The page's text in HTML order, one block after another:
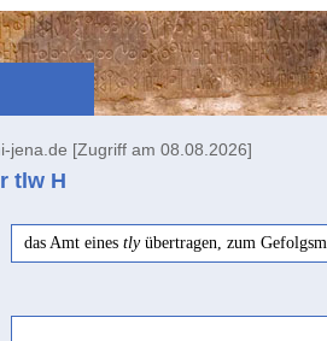
jena.de [Zugriff am 08.08.2026]
tlw H
das Amt eines tlyübertragen, zum